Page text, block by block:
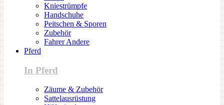
Kniestrümpfe
Handschuhe
Peitschen & Sporen
Zubehör
Fahrer Andere
Pferd
In Pferd
Zäume & Zubehör
Sattelausrüstung